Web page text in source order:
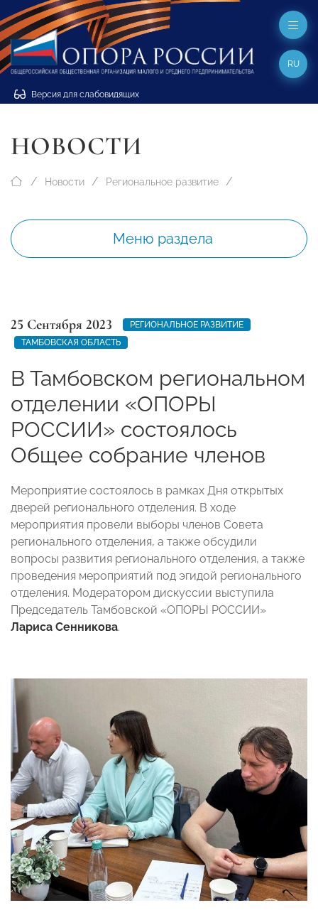
Версия для слабовидящих
RU
НОВОСТИ
Новости Региональное развитие
Меню раздела
25 Сентября 2023
РЕГИОНАЛЬНОЕ РАЗВИТИЕ
ТАМБОВСКАЯ ОБЛАСТЬ
В Тамбовском региональном
отделении «ОПОРЫ
РОССИИ» состоялось
Общее собрание членов
Мероприятие состоялось в рамках Дня открытых
дверей регионального отделения. В ходе
мероприятия провели выборы членов Совета
регионального отделения, а также обсудили
вопросы развития регионального отделения, а также
проведения мероприятий под эгидой регионального
отделения. Модератором дискуссии выступила
Председатель Тамбовской «ОПОРЫ РОССИИ»
Лариса Сенникова.